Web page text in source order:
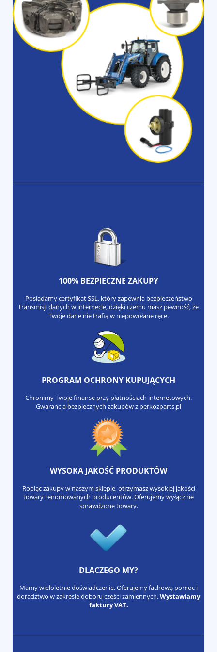
100% BEZPIECZNE ZAKUPY
Posiadamy certyfikat SSL, który zapewnia bezpieczeństwo
transmisji danych w internecie, dzięki czemu masz pewność, że
Twoje dane nie trafią w niepowołane ręce.
PROGRAM OCHRONY KUPUJĄCYCH
Chronimy Twoje finanse przy płatnościach internetowych.
Gwarancja bezpiecznych zakupów z perkozparts.pl
WYSOKA JAKOŚĆ PRODUKTÓW
Robiąc zakupy w naszym sklepie, otrzymasz wysokiej jakości
towary renomowanych producentów. Oferujemy wyłącznie
sprawdzone towary.
DLACZEGO MY?
Mamy wieloletnie doświadczenie. Oferujemy fachową pomoc i
doradztwo w zakresie doboru części zamiennych.Wystawiamy
faktury VAT.